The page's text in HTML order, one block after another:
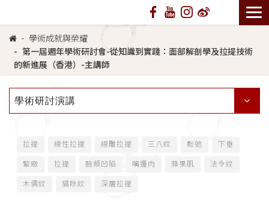
學術成就與榮耀
第一屆週年學術研討會-從知識到實踐：面部解剖學及拉提技術
的新進展（香港）-主講師
學術研討演講
拉提 線性拉提 線雕拉提 三八紋 鬆弛 下垂
緊緻 拉提 臉頰凹陷 嘴邊肉 蘋果肌 法令紋
木偶紋 貓咪紋 深層拉提